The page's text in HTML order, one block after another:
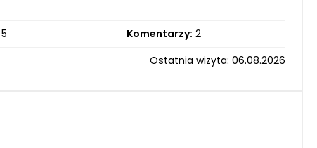
5 Komentarzy: 2
Ostatnia wizyta: 06.08.2026